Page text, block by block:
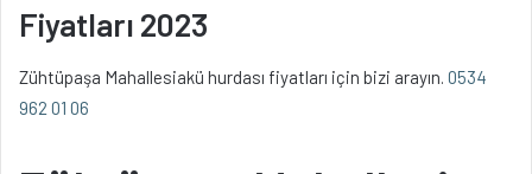
Fiyatları 2023
Zühtüpaşa Mahallesiakü hurdası fiyatları için bizi arayın. 0534
962 01 06